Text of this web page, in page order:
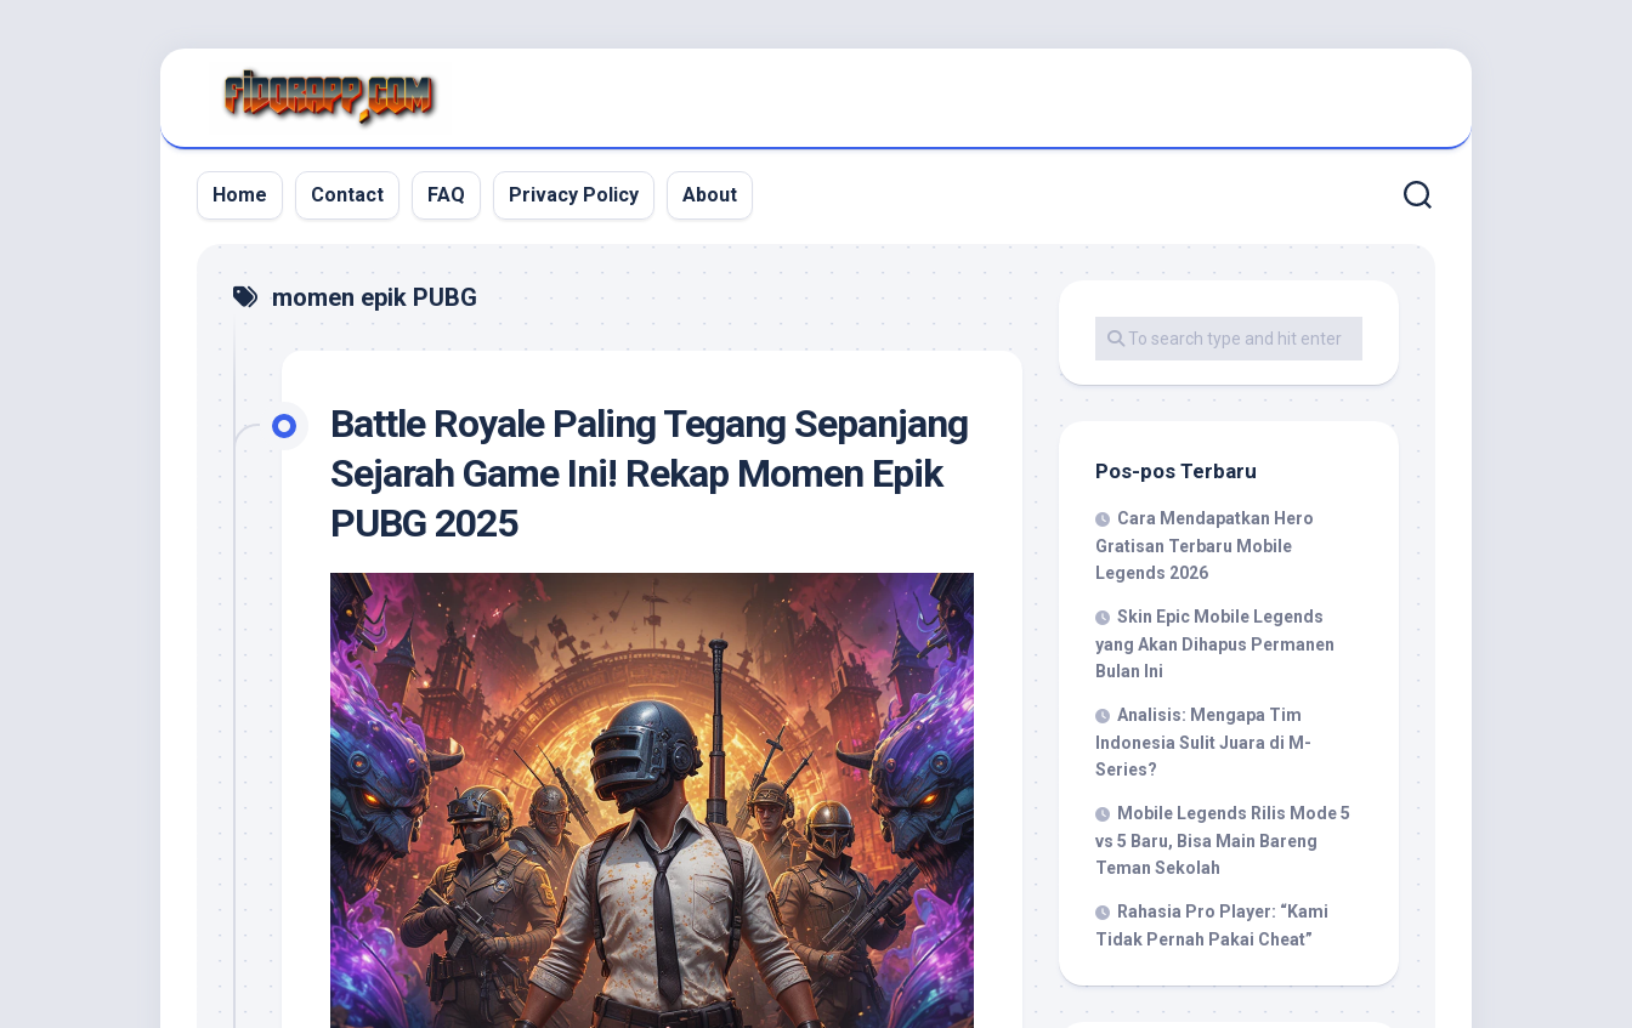
Home Contact FAQ Privacy Policy About
momen epik PUBG
Battle Royale Paling Tegang Sepanjang
Sejarah Game Ini! Rekap Momen Epik
PUBG 2025
Pos-pos Terbaru
Cara Mendapatkan Hero
Gratisan Terbaru Mobile
Legends 2026
Skin Epic Mobile Legends
yang Akan Dihapus Permanen
Bulan Ini
Analisis: Mengapa Tim
Indonesia Sulit Juara di M-
Series?
Mobile Legends Rilis Mode 5
vs 5 Baru, Bisa Main Bareng
Teman Sekolah
Rahasia Pro Player: “Kami
Tidak Pernah Pakai Cheat”